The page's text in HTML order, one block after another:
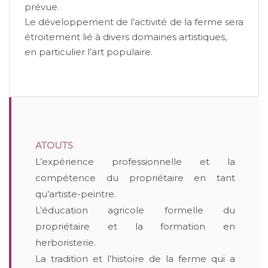
prévue.
Le développement de l’activité de la ferme sera
étroitement lié à divers domaines artistiques,
en particulier l’art populaire.
ATOUTS
L’expérience professionnelle et la
compétence du propriétaire en tant
qu’artiste-peintre.
L’éducation agricole formelle du
propriétaire et la formation en
herboristerie.
La tradition et l’histoire de la ferme qui a